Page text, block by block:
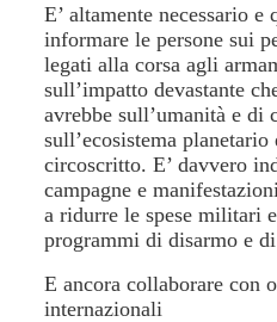
E’ altamente necessario
informare le persone sui
legati alla corsa agli
sull’impatto devastante
avrebbe sull’umanità e di
sull’ecosistema planetario
circoscritto. E’ davvero
campagne e
a ridurre le spese militari
programmi di disarmo e
E ancora collaborare con
internazionali